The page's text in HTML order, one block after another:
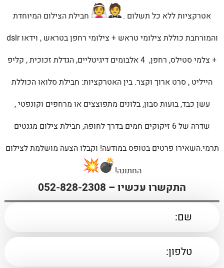
אטרקציות ללא כל תשלום .
חבילת הצילום המיוחדת
והמורחבת כוללת צילומי טראש + צילומי רחפן בטראש , וידאו dslr
+ צלמי סטילס, רחפן, 4 אלבומים דיגיטליים, הגדלת זכוכית , קליפ
הייליט , סרט ארוך וקצר. בין האטרקציות: חבילת סלואו הכוללת
עשן כבד, בועות סבון, בלונים מתפוצצים או מרחפים וקונפטי ,
שדרה של 6 זיקוקים חמים בדרך לחופה, חבילת צילום מגנטים
תרמי.השאירו פרטים בטופס במודעה! וקבלו הצעה מושלמת לצילום
החתונה!
התקשרו עכשיו – 052-828-2308